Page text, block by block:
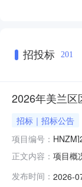
招投标 201
2026年美兰
招标｜招标公告
项目编号：
正文内容： 项目概
平台按
发布时间： 2026-